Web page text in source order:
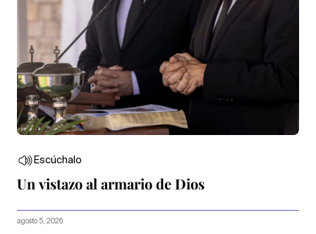
Escúchalo
Un vistazo al armario de Dios
agosto 5, 2026